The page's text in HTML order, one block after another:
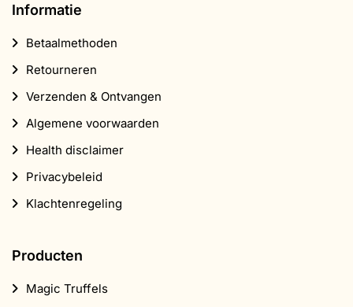
Informatie
Betaalmethoden
Retourneren
Verzenden & Ontvangen
Algemene voorwaarden
Health disclaimer
Privacybeleid
Klachtenregeling
Producten
Magic Truffels